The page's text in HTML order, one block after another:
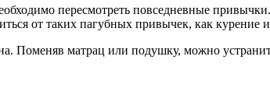
пересмотреть повседневные
от таких пагубных привычек, как
Поменяв матрац или подушку, можно